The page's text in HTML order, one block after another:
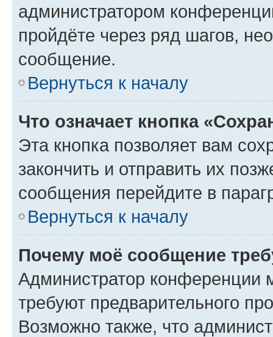
администратором
пройдёте через ряд шагов,
сообщение.
Вернуться к началу
Что означает кнопка
Эта кнопка позволяет вам
закончить и отправить их
сообщения перейдите в
Вернуться к началу
Почему моё сообщение
Администратор конференции
требуют предварительного
Возможно также, что